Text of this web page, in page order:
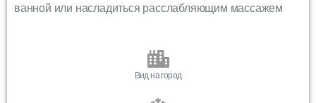
ванной или насладиться расслабляющим массажем
Вид на город